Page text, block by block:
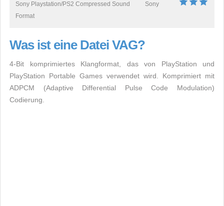
Sony Playstation/PS2 Compressed Sound
Format
Sony
Was ist eine Datei VAG?
4-Bit komprimiertes Klangformat, das von PlayStation und
PlayStation Portable Games verwendet wird. Komprimiert mit
ADPCM (Adaptive Differential Pulse Code Modulation)
Codierung.